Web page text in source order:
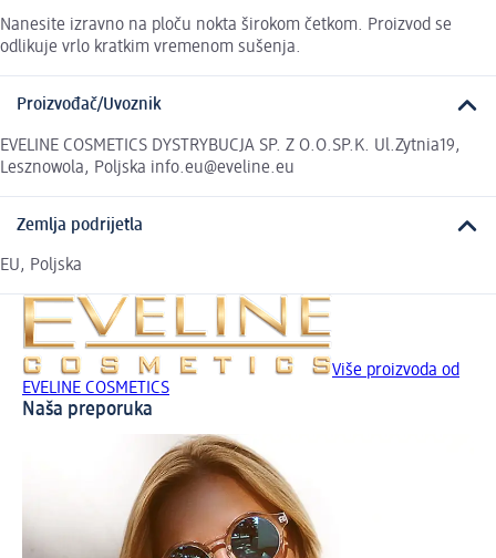
Nanesite izravno na ploču nokta širokom četkom. Proizvod se
odlikuje vrlo kratkim vremenom sušenja.
Proizvođač/Uvoznik
EVELINE COSMETICS DYSTRYBUCJA SP. Z O.O.SP.K. Ul.Zytnia19,
Lesznowola, Poljska info.eu@eveline.eu
Zemlja podrijetla
EU, Poljska
Više proizvoda od
EVELINE COSMETICS
Naša preporuka